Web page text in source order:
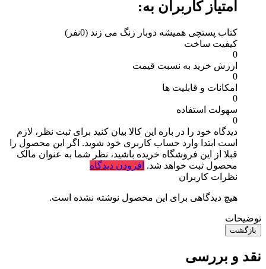
امتیاز کاربران به:
کتاب پستچی همیشه دوبار زنگ می زند (0نفر)
کیفیت ساخت
0
ارزش خرید به نسبت قیمت
0
امکانات و قابلیت ها
0
سهولت استفاده
0
دیدگاه خود را در باره این کالا بیان کنید برای ثبت نظر، لازم
است ابتدا وارد حساب کاربری خود شوید. اگر این محصول را
قبلا از این فروشگاه خریده باشید، نظر شما به عنوان مالک
محصول ثبت خواهد شد. افزودن دیدگاه
نظرات کاربران
هیچ دیدگاهی برای این محصول نوشته نشده است.
توضیحات
بازگشت
نقد و بررسی